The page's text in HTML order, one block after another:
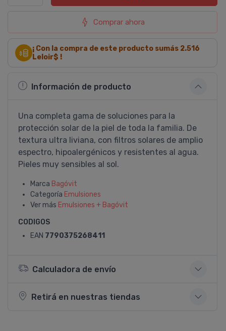
Comprar ahora
¡ Con la compra de este producto sumás 2.516
Leloir$ !
Información de producto
Una completa gama de soluciones para la
protección solar de la piel de toda la familia. De
textura ultra liviana, con filtros solares de amplio
espectro, hipoalergénicos y resistentes al agua.
Pieles muy sensibles al sol.
Marca Bagóvit
Categoría Emulsiones
Ver más Emulsiones + Bagóvit
CODIGOS
EAN 7790375268411
Calculadora de envío
Retirá en nuestras tiendas